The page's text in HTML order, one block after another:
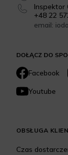
DOŁĄCZ DO
Facebook
Youtube
Inspektor
+48 22
email:
OBSŁUGA
Czas